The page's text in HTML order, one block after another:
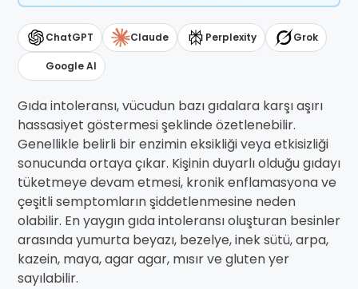
ChatGPT Claude Perplexity Grok
Google AI
Gıda intoleransı, vücudun bazı gıdalara karşı aşırı
hassasiyet göstermesi şeklinde özetlenebilir.
Genellikle belirli bir enzimin eksikliği veya etkisizliği
sonucunda ortaya çıkar. Kişinin duyarlı olduğu gıdayı
tüketmeye devam etmesi, kronik enflamasyona ve
çeşitli semptomların şiddetlenmesine neden
olabilir. En yaygın gıda intoleransı oluşturan besinler
arasında yumurta beyazı, bezelye, inek sütü, arpa,
kazein, maya, agar agar, mısır ve gluten yer
sayılabilir.